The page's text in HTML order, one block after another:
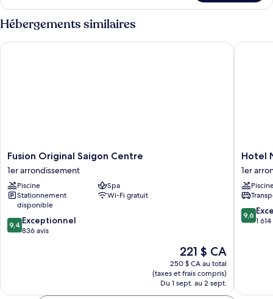
(Duplex
Family
Suite)
Suite
familiale
(Duplex
Family
Suite)
Hébergements similaires
Fusion
Original
Saigon
Centre
1er
arrondissement
Fusion Original Saigon Centre
1er arrondissement
Piscine
Spa
Stationnement
disponible
Wi-Fi gratuit
9.4
sur
9,4 Exceptionnel
836 avis
Le
prix
est
de
221 $ CA
221 $ CA
250 $ CA au total
(taxes et frais compris)
Du 1 sept. au 2 sept.
Fusion Original Saigon Centre
Hotel
Nikko
Saigon
1er
Hotel
1er
9.6
sur
9,6
1
Hotel